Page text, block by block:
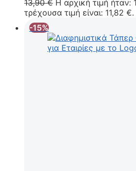
13,90€ Η αρχική τιμή ήταν:
τρέχουσα τιμή είναι: 11,82 €.
-15%